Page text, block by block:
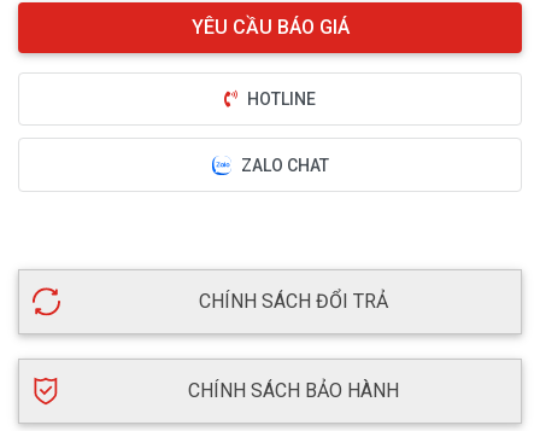
HOTLINE
ZALO CHAT
CHÍNH SÁCH ĐỔI TRẢ
CHÍNH SÁCH BẢO HÀNH